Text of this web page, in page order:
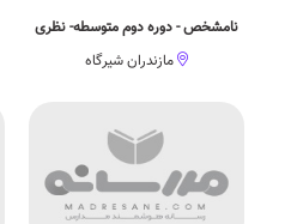
نامشخص - دوره دوم متوسطه- نظری
مازندران شیرگاه